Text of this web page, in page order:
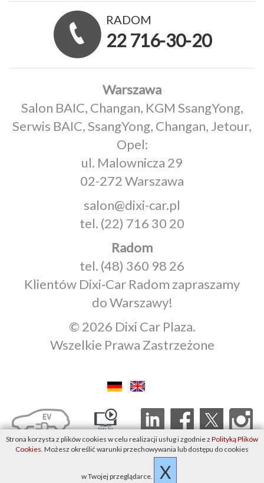
RADOM
22 716-30-20
Warszawa
Salon BAIC, Changan, KGM SsangYong,
Serwis BAIC, SsangYong, Changan, Jetour,
Opel:
ul. Malownicza 29
02-272 Warszawa
salon@dixi-car.pl
tel. (22) 716 30 20
Radom
tel. (48) 360 98 26
Klientów Dixi‑Car Radom zapraszamy
do Warszawy!
© 2026 Dixi Car Plaza.
Wszelkie Prawa Zastrzeżone
Strona korzysta z plików cookies w celu realizacji usług i zgodnie z Polityką Plików
Cookies. Możesz określić warunki przechowywania lub dostępu do cookies
w Twojej przeglądarce. X